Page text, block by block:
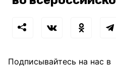
Подписывайтесь на нас в